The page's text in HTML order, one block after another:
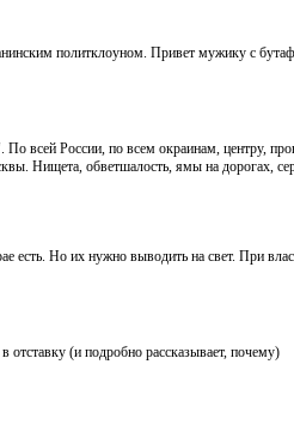
политклоуном. Привет мужику с
всей России, по всем окраинам, центру,
Нищета, обветшалость, ямы на дорогах,
Но их нужно выводить на свет. При
(и подробно рассказывает, почему)